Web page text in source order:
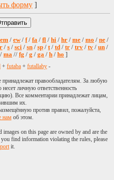
форму ]
em / ew/ f/ fa / fl / hi / hr / me / mo / ne /
r / s / sci / sn / sp / t/ td / tr / trv / tv / un /
/ ma // fg / g / ga / h / ho ]
+ futaba + futallaby -
принадлежат правообладателям. За любую
личную ответственность
Все комментарии принадлежат лицам,
их.
против правил, пожалуйста,
намоб этом.
on this page are owned by and are the
find information violating the rules, please
it.